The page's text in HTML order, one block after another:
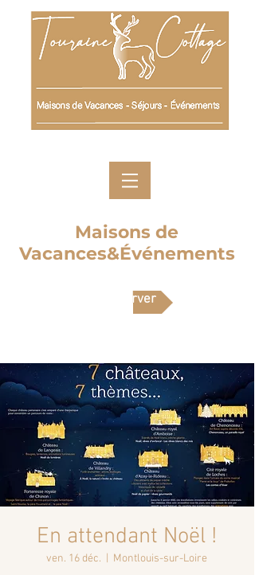
Maisons de
Vacances&Événements
Réserver
En attendant Noël !
ven. 16 déc. Montlouis-sur-Loire